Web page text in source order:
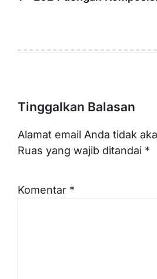
Tinggalkan Balasan
Alamat email Anda tidak
Ruas yang wajib ditandai *
Komentar *